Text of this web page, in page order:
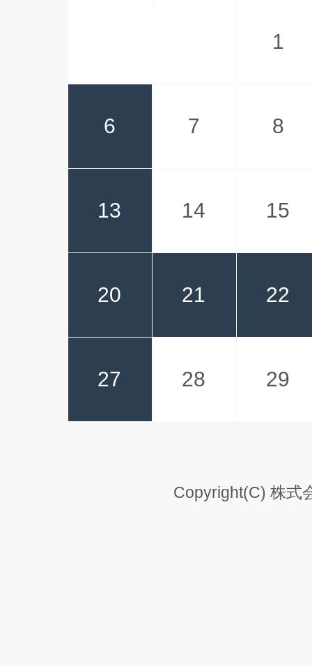
1
6 7 8
13 14 15
20 21 22
27 28 29
Copyright(C) 株式